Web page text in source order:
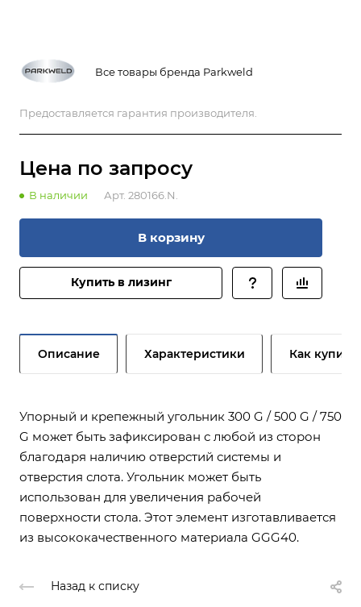
Все товары бренда Parkweld
Предоставляется гарантия производителя.
Цена по запросу
В наличии Арт. 280166.N.
В корзину
Купить в лизинг
Описание Характеристики Как купить
Упорный и крепежный угольник 300 G / 500 G / 750
G может быть зафиксирован с любой из сторон
благодаря наличию отверстий системы и
отверстия слота. Угольник может быть
использован для увеличения рабочей
поверхности стола. Этот элемент изготавливается
из высококачественного материала GGG40.
Назад к списку